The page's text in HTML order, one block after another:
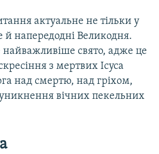
актуальне не тільки у
й напередодні Великодня.
свято, адже це
з мертвих Ісуса
над смертю, над гріхом,
уникнення вічних пекельних